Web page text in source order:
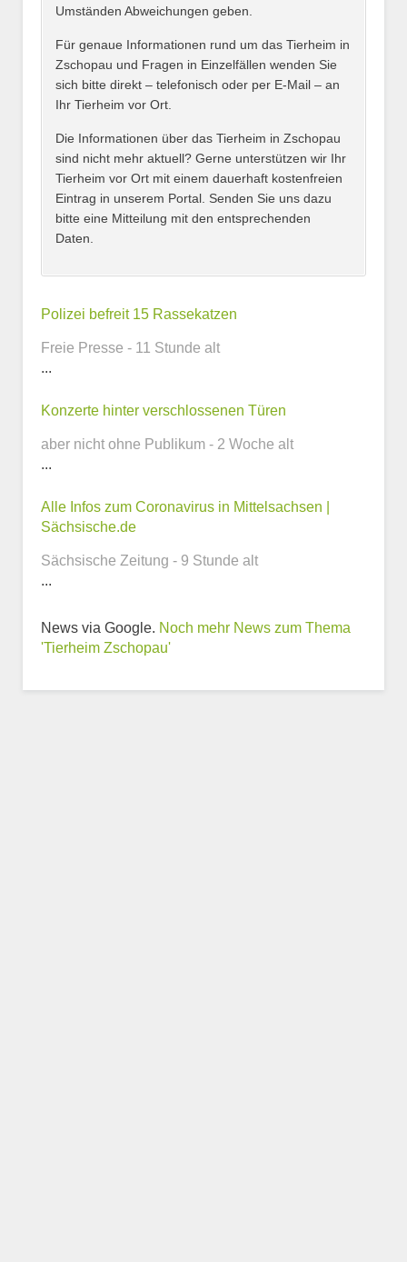
Name des Tierheims*
Kontaktmöglichkeiten
Telefonnummer
Webseite
Weitere Informationen
Umständen Abweichungen geben.
Für genaue Informationen rund um das Tierheim in
Zschopau und Fragen in Einzelfällen wenden Sie
sich bitte direkt – telefonisch oder per E-Mail – an
Ihr Tierheim vor Ort.
Die Informationen über das Tierheim in Zschopau
sind nicht mehr aktuell? Gerne unterstützen wir Ihr
Tierheim vor Ort mit einem dauerhaft kostenfreien
Eintrag in unserem Portal. Senden Sie uns dazu
bitte eine Mitteilung mit den entsprechenden
Daten.
Polizei befreit 15 Rassekatzen
Freie Presse - 11 Stunde alt
...
Konzerte hinter verschlossenen Türen
aber nicht ohne Publikum - 2 Woche alt
...
Alle Infos zum Coronavirus in Mittelsachsen |
Sächsische.de
Sächsische Zeitung - 9 Stunde alt
...
News via Google. Noch mehr News zum Thema
'Tierheim Zschopau'